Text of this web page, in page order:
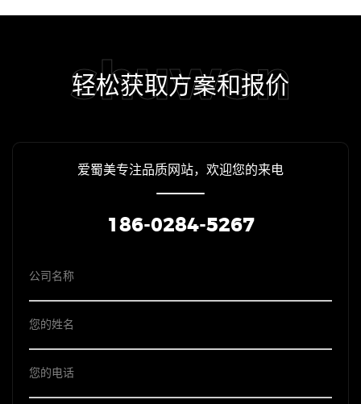
shuwon
轻松获取方案和报价
爱蜀美专注品质网站，欢迎您的来电
186-0284-5267